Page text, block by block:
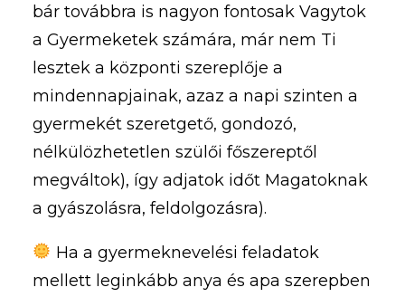
bár továbbra is nagyon fontosak Vagytok
a Gyermeketek számára, már nem Ti
lesztek a központi szereplője a
mindennapjainak, azaz a napi szinten a
gyermekét szeretgető, gondozó,
nélkülözhetetlen szülői főszereptől
megváltok), így adjatok időt Magatoknak
a gyászolásra, feldolgozásra).
Ha a gyermeknevelési feladatok
mellett leginkább anya és apa szerepben